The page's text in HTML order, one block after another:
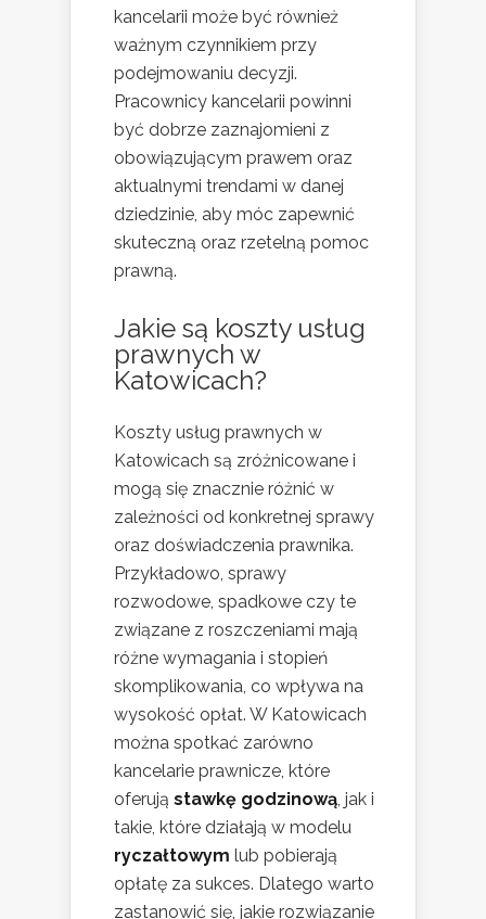
kancelarii może być również
ważnym czynnikiem przy
podejmowaniu decyzji.
Pracownicy kancelarii powinni
być dobrze zaznajomieni z
obowiązującym prawem oraz
aktualnymi trendami w danej
dziedzinie, aby móc zapewnić
skuteczną oraz rzetelną pomoc
prawną.
Jakie są koszty usług
prawnych w
Katowicach?
Koszty usług prawnych w
Katowicach są zróżnicowane i
mogą się znacznie różnić w
zależności od konkretnej sprawy
oraz doświadczenia prawnika.
Przykładowo, sprawy
rozwodowe, spadkowe czy te
związane z roszczeniami mają
różne wymagania i stopień
skomplikowania, co wpływa na
wysokość opłat. W Katowicach
można spotkać zarówno
kancelarie prawnicze, które
oferują stawkę godzinową , jak i
takie, które działają w modelu
ryczałtowym lub pobierają
opłatę za sukces. Dlatego warto
zastanowić się, jakie rozwiązanie